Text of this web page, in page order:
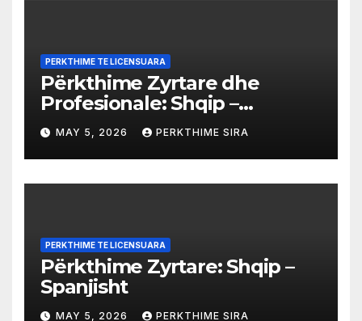
PERKTHIME TE LICENSUARA
Përkthime Zyrtare dhe
Profesionale: Shqip –
Arabisht
MAY 5, 2026 PERKTHIME SIRA
PERKTHIME TE LICENSUARA
Përkthime Zyrtare: Shqip –
Spanjisht
MAY 5, 2026 PERKTHIME SIRA